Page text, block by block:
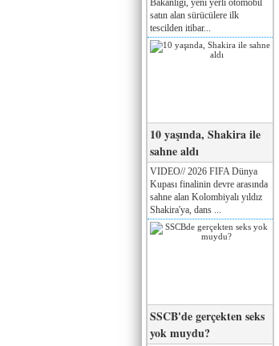
satın alan sürücülere ilk
tescilden itibar...
10 yaşında, Shakira ile
sahne aldı
VIDEO// 2026 FIFA Dünya
Kupası finalinin devre arasında
sahne alan Kolombiyalı yıldız
Shakira'ya, dans ...
SSCB'de gerçekten seks
yok muydu?